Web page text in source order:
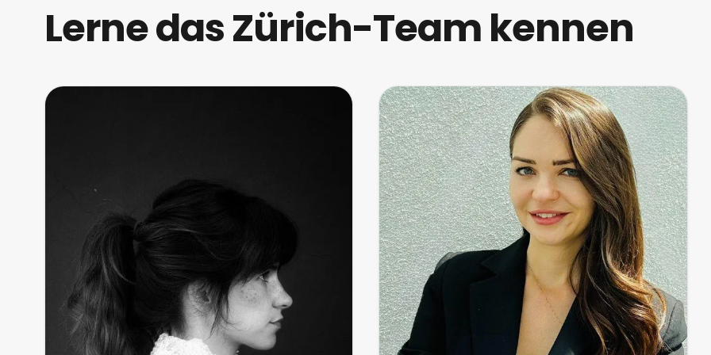
Lerne das Zürich-Team kennen